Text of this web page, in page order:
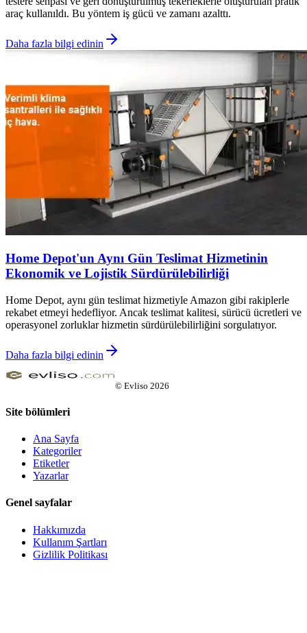
araç kullanıldı. Bu yöntem iş gücü ve zamanı azalttı.
Daha fazla bilgi edinin
Home Depot'un Aynı Gün Teslimat Hizmetinin
Ekonomik ve Lojistik Sürdürülebilirliği
Home Depot, aynı gün teslimat hizmetiyle Amazon gibi rakiplerle
rekabet etmeyi hedefliyor. Ancak teslimat kalitesi, sürücü ücretleri ve
operasyonel zorluklar hizmetin sürdürülebilirliğini sorgulatıyor.
Daha fazla bilgi edinin
© Evliso 2026
Site bölümleri
Ana Sayfa
Kategoriler
Etiketler
Yazarlar
Genel sayfalar
Hakkımızda
Kullanım Şartları
Gizlilik Politikası